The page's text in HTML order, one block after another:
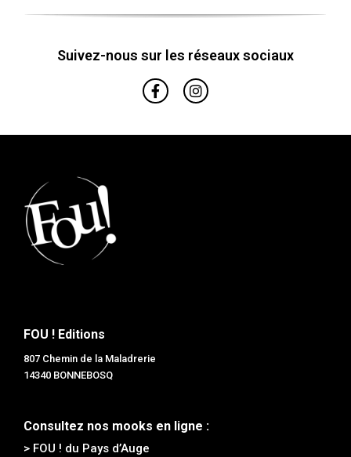
Suivez-nous sur les réseaux sociaux
FOU ! Editions
807 Chemin de la Maladrerie
14340 BONNEBOSQ
Consultez nos mooks en ligne :
> FOU ! du Pays d’Auge